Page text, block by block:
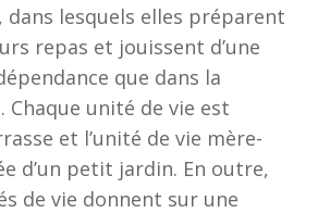
dans lesquels elles préparent
repas et jouissent d’une
que dans la
Chaque unité de vie est
et l’unité de vie mère-
d’un petit jardin. En outre,
de vie donnent sur une